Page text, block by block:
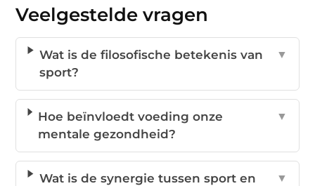
Veelgestelde vragen
Wat is de filosofische betekenis van
sport?
▼
Hoe beïnvloedt voeding onze
mentale gezondheid?
▼
Wat is de synergie tussen sport en
▼